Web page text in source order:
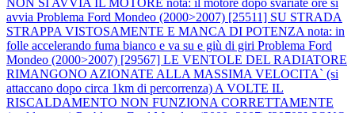
avvia Problema Ford Mondeo (2000>2007) [25511] SU STRADA
STRAPPA VISTOSAMENTE E MANCA DI POTENZA nota: in
folle accelerando fuma bianco e va su e giù di giri Problema Ford
Mondeo (2000>2007) [29567] LE VENTOLE DEL RADIATORE
RIMANGONO AZIONATE ALLA MASSIMA VELOCITA` (si
attaccano dopo circa 1km di percorrenza) A VOLTE IL
RISCALDAMENTO NON FUNZIONA CORRETTAMENTE